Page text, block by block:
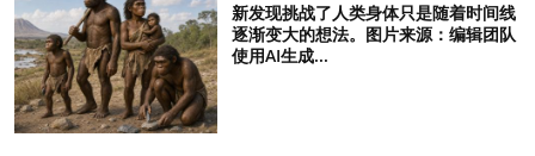
新发现挑战了人类身体只是随着时间线
逐渐变大的想法。图片来源：编辑团队
使用AI生成...